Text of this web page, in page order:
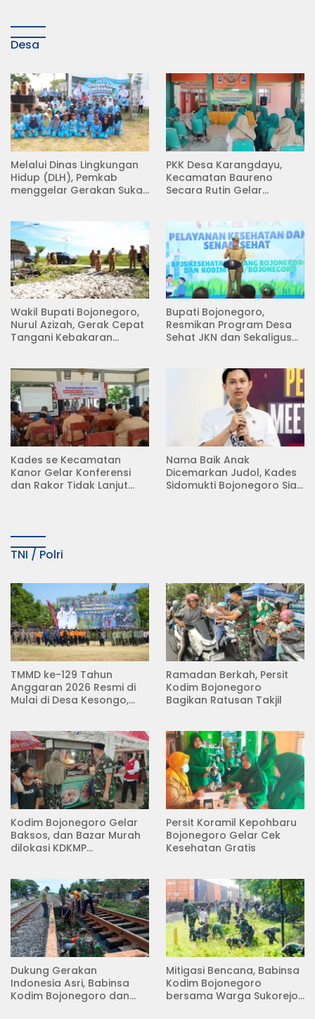
Desa
Melalui Dinas Lingkungan
Hidup (DLH), Pemkab
menggelar Gerakan Suka
PKK Desa Karangdayu,
Kecamatan Baureno
Secara Rutin Gelar
Wakil Bupati Bojonegoro,
Nurul Azizah, Gerak Cepat
Tangani Kebakaran
Bupati Bojonegoro,
Resmikan Program Desa
Sehat JKN dan Sekaligus
Kades se Kecamatan
Kanor Gelar Konferensi
dan Rakor Tidak Lanjut
Nama Baik Anak
Dicemarkan Judol, Kades
Sidomukti Bojonegoro Siap
TNI / Polri
TMMD ke-129 Tahun
Anggaran 2026 Resmi di
Mulai di Desa Kesongo,
Ramadan Berkah, Persit
Kodim Bojonegoro
Bagikan Ratusan Takjil
Kodim Bojonegoro Gelar
Baksos, dan Bazar Murah
dilokasi KDKMP
Persit Koramil Kepohbaru
Bojonegoro Gelar Cek
Kesehatan Gratis
Dukung Gerakan
Indonesia Asri, Babinsa
Kodim Bojonegoro dan
Mitigasi Bencana, Babinsa
Kodim Bojonegoro
bersama Warga Sukorejo